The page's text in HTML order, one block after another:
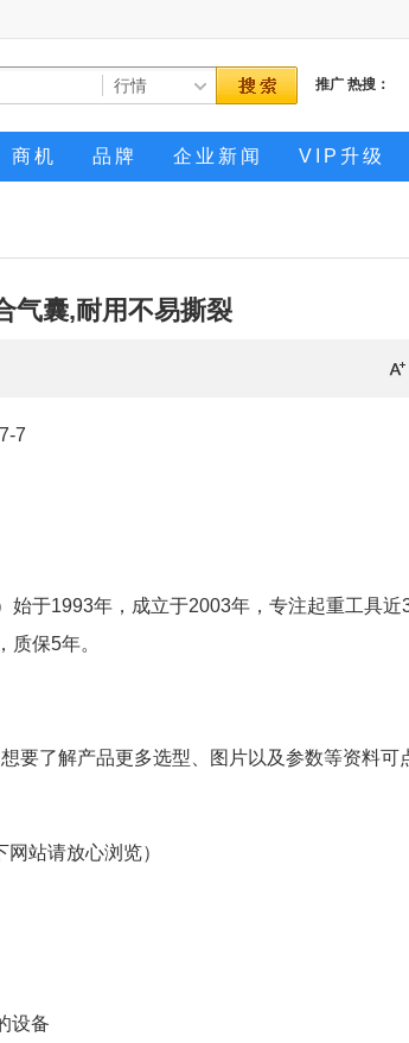
推广 热搜：
商机 品牌 企业新闻 VIP升级
气囊,耐用不易撕裂
7
始于1993年，成立于2003年，专注起重工具近
质保5年。
要了解产品更多选型、图片以及参数等资料可
站请放心浏览）
设备